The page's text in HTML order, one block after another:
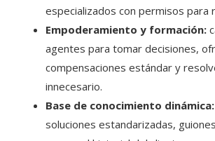
especializados con permisos para
Empoderamiento y formación:
agentes para tomar decisiones,
compensaciones estándar y
innecesario.
Base de conocimiento dinámica:
soluciones estandarizadas,